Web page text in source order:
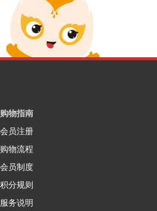
购物指南
会员注册
购物流程
会员制度
积分规则
服务说明